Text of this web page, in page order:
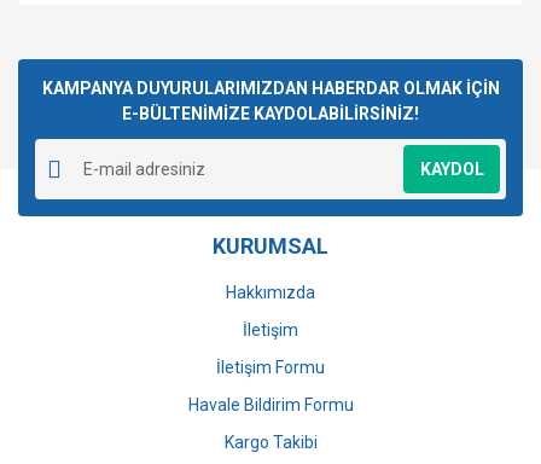
Yorum Yaz
kullanarak tarafımıza iletebilirsiniz.
Görüş ve önerileriniz için teşekkür ederiz.
Ürün resmi kalitesiz, bozuk veya görüntülenemiyor.
Ürün açıklamasında eksik bilgiler bulunuyor.
Ürün bilgilerinde hatalar bulunuyor.
Ürün fiyatı diğer sitelerden daha pahalı.
Gönder
KAMPANYA DUYURULARIMIZDAN HABERDAR OLMAK İÇİN
E-BÜLTENİMİZE KAYDOLABİLİRSİNİZ!
KAYDOL
KURUMSAL
Hakkımızda
İletişim
İletişim Formu
Havale Bildirim Formu
Kargo Takibi